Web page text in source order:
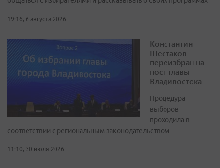
19:16, 6 августа 2026
Константин
Шестаков
переизбран на
пост главы
Владивостока
Процедура
выборов
проходила в
соответствии с региональным законодательством
11:10, 30 июля 2026